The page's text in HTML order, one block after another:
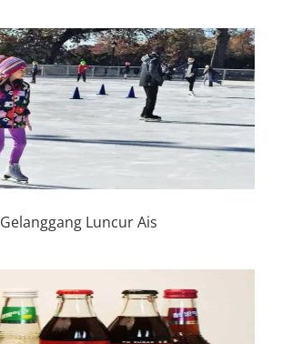
Gelanggang Luncur Ais